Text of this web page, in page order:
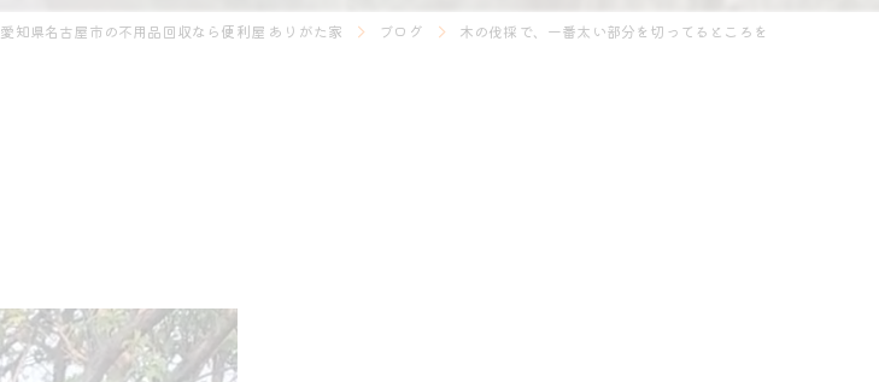
エアコン
愛知県名古屋市の不用品回収なら便利屋 ありがた家 ブログ 木の伐採で、一番太い部分を切ってるところを